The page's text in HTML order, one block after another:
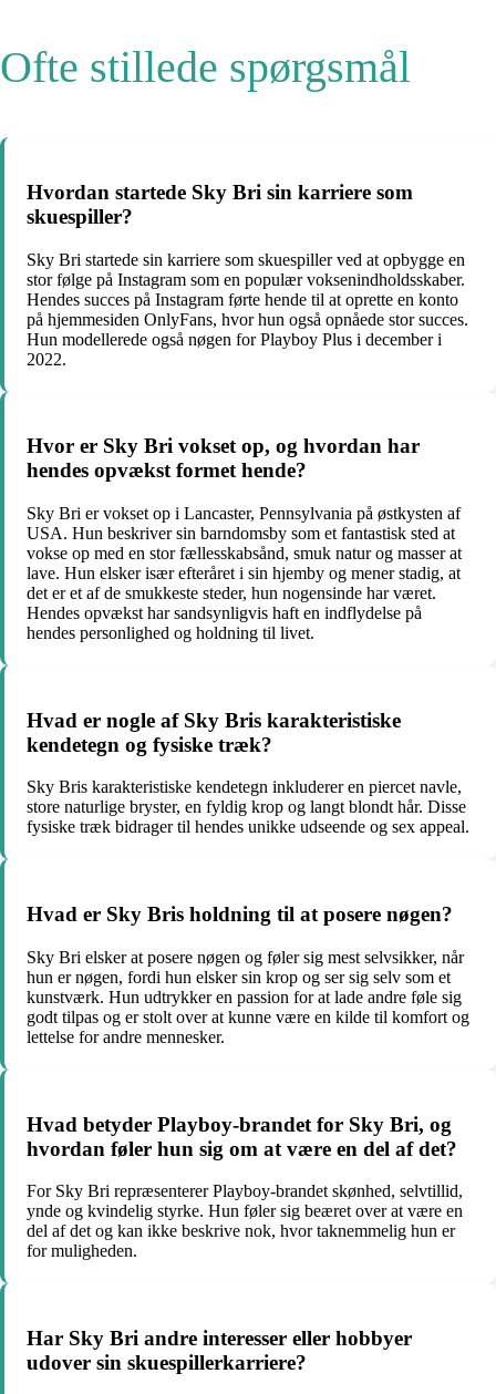
Ofte stillede spørgsmål
Hvordan startede Sky Bri sin karriere som
skuespiller?
Sky Bri startede sin karriere som skuespiller ved at opbygge en
stor følge på Instagram som en populær voksenindholdsskaber.
Hendes succes på Instagram førte hende til at oprette en konto
på hjemmesiden OnlyFans, hvor hun også opnåede stor succes.
Hun modellerede også nøgen for Playboy Plus i december i
2022.
Hvor er Sky Bri vokset op, og hvordan har
hendes opvækst formet hende?
Sky Bri er vokset op i Lancaster, Pennsylvania på østkysten af
USA. Hun beskriver sin barndomsby som et fantastisk sted at
vokse op med en stor fællesskabsånd, smuk natur og masser at
lave. Hun elsker især efteråret i sin hjemby og mener stadig, at
det er et af de smukkeste steder, hun nogensinde har været.
Hendes opvækst har sandsynligvis haft en indflydelse på
hendes personlighed og holdning til livet.
Hvad er nogle af Sky Bris karakteristiske
kendetegn og fysiske træk?
Sky Bris karakteristiske kendetegn inkluderer en piercet navle,
store naturlige bryster, en fyldig krop og langt blondt hår. Disse
fysiske træk bidrager til hendes unikke udseende og sex appeal.
Hvad er Sky Bris holdning til at posere nøgen?
Sky Bri elsker at posere nøgen og føler sig mest selvsikker, når
hun er nøgen, fordi hun elsker sin krop og ser sig selv som et
kunstværk. Hun udtrykker en passion for at lade andre føle sig
godt tilpas og er stolt over at kunne være en kilde til komfort og
lettelse for andre mennesker.
Hvad betyder Playboy-brandet for Sky Bri, og
hvordan føler hun sig om at være en del af det?
For Sky Bri repræsenterer Playboy-brandet skønhed, selvtillid,
ynde og kvindelig styrke. Hun føler sig beæret over at være en
del af det og kan ikke beskrive nok, hvor taknemmelig hun er
for muligheden.
Har Sky Bri andre interesser eller hobbyer
udover sin skuespillerkarriere?